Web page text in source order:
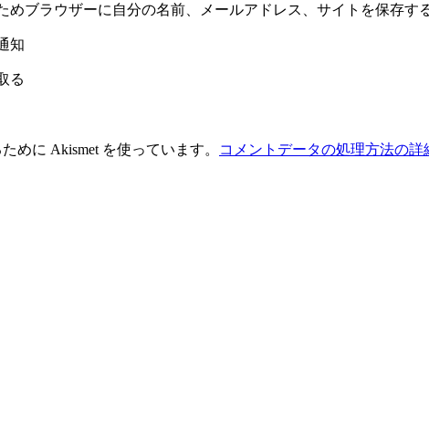
めブラウザーに自分の名前、メールアドレス、サイトを保存する
知
る
めに Akismet を使っています。 コメントデータの処理方法の